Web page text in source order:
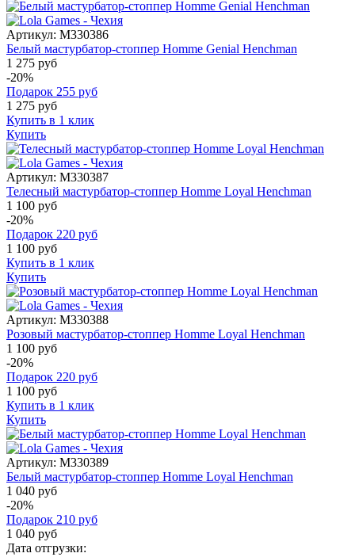
Артикул: M330386
Белый мастурбатор-стоппер Homme Genial Henchman
1 275 руб
-20%
Подарок 255 руб
1 275 руб
Купить в 1 клик
Купить
Артикул: M330387
Телесный мастурбатор-стоппер Homme Loyal Henchman
1 100 руб
-20%
Подарок 220 руб
1 100 руб
Купить в 1 клик
Купить
Артикул: M330388
Розовый мастурбатор-стоппер Homme Loyal Henchman
1 100 руб
-20%
Подарок 220 руб
1 100 руб
Купить в 1 клик
Купить
Артикул: M330389
Белый мастурбатор-стоппер Homme Loyal Henchman
1 040 руб
-20%
Подарок 210 руб
1 040 руб
Дата отгрузки: